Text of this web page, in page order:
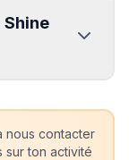
nous contacter
sur ton activité